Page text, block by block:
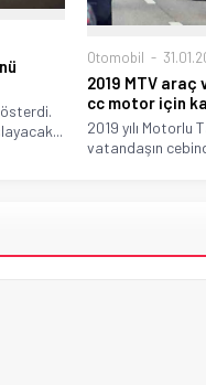
Otomobil
2019 MTV
cc motor için
2019 yılı Motorlu
vatandaşın